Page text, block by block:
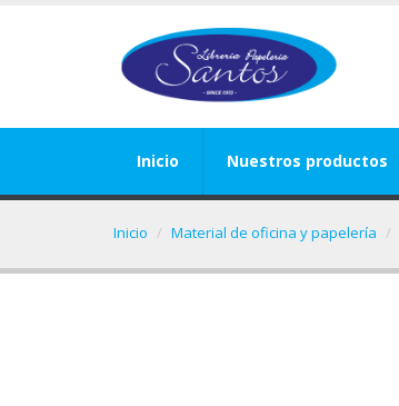
Inicio Nuestros productos
Inicio Material de oficina y papelería